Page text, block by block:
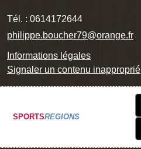
Tél. : 0614172644
philippe.boucher79@orange.fr
Informations légales
Signaler un contenu inapproprié
SPORTSREGIONS